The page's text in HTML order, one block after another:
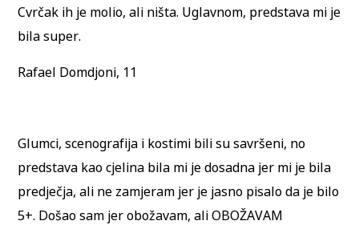
Cvrčak ih je molio, ali ništa. Uglavnom, predstava mi je
bila super.
Rafael Domdjoni, 11
Glumci, scenografija i kostimi bili su savršeni, no
predstava kao cjelina bila mi je dosadna jer mi je bila
predječja, ali ne zamjeram jer je jasno pisalo da je bilo
5+. Došao sam jer obožavam, ali OBOŽAVAM